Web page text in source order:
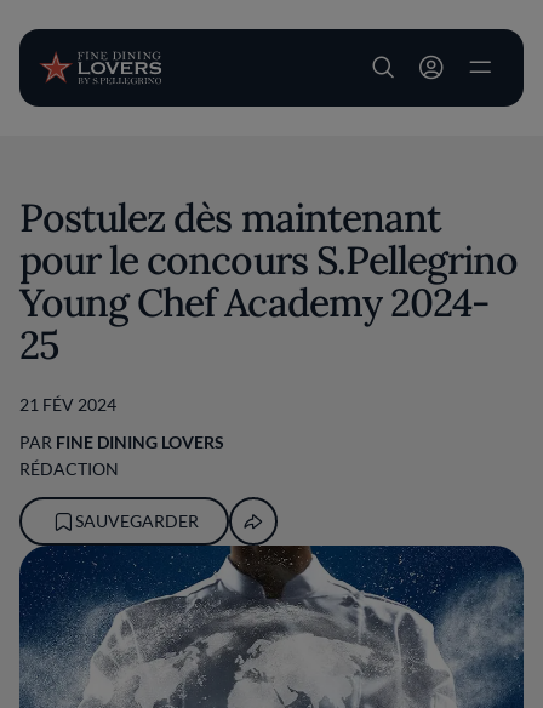
User account
Postulez dès maintenant
pour le concours S.Pellegrino
Young Chef Academy 2024-
25
21 FÉV 2024
PAR FINE DINING LOVERS
RÉDACTION
SAUVEGARDER